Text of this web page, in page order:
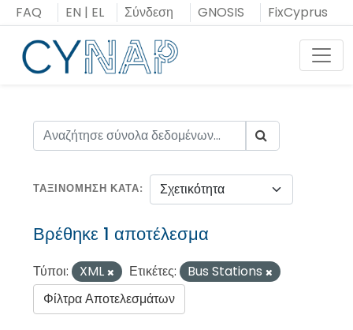
Μεταπήδηση
στο
περιεχόμενο
FAQ EN | EL Σύνδεση GNOSIS FixCyprus
ΤΑΞΙΝΌΜΗΣΗ ΚΑΤΆ
Βρέθηκε 1 αποτέλεσμα
Τύποι: XML Ετικέτες:
Bus Stations
Φίλτρα Αποτελεσμάτων